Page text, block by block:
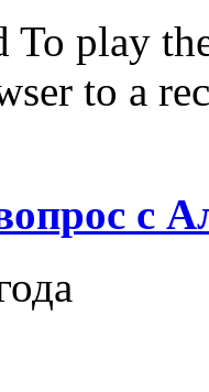
To play
to a
с